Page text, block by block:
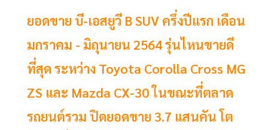
ยอดขาย บี-เอสยูวี B SUV ครึ่งปีแรก เดือน
มกราคม - มิถุนายน 2564 รุ่นไหนขายดี
ที่สุด ระหว่าง Toyota Corolla Cross MG
ZS และ Mazda CX-30 ในขณะที่ตลาด
รถยนต์รวม ปิดยอดขาย 3.7 แสนคัน โต